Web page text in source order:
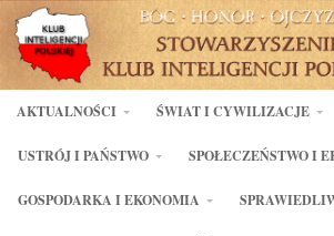
AKTUALNOŚCI ŚWIAT I CYWILIZACJE
USTRÓJ I PAŃSTWO SPOŁECZEŃSTWO I
GOSPODARKA I EKONOMIA